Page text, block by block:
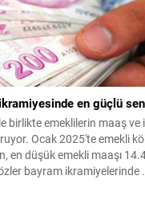
en güçlü
birlikte emeklilerin maaş ve
Ocak 2025'te emekli
en düşük emekli maaşı
bayram ikramiyelerinde